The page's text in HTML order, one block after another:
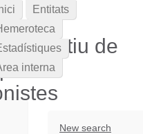
de
New search
Entitats
interna